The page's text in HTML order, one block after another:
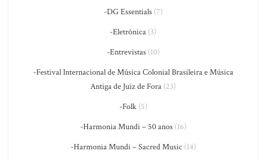
-DG Essentials(7)
-Eletrônica (3)
-Entrevistas(10)
-Festival Internacional de Música Colonial Brasileira e Música
Antiga de Juiz de Fora (23)
-Folk(5)
-Harmonia Mundi – 50 anos(16)
-Harmonia Mundi – Sacred Music (14)